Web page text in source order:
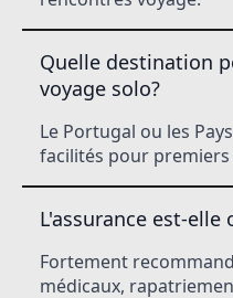
Quelle destination
voyage solo?
Le Portugal ou les
facilités pour premiers
L'assurance est-elle
Fortement
médicaux,